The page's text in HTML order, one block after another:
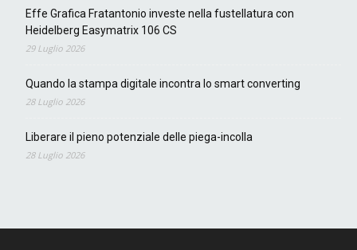
Effe Grafica Fratantonio investe nella fustellatura con
Heidelberg Easymatrix 106 CS
29 Luglio 2026
Quando la stampa digitale incontra lo smart converting
28 Luglio 2026
Liberare il pieno potenziale delle piega-incolla
28 Luglio 2026